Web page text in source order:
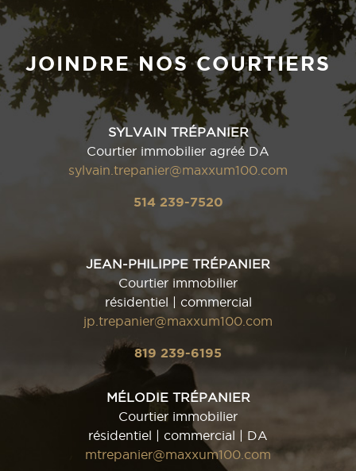
JOINDRE NOS COURTIERS
SYLVAIN TRÉPANIER
Courtier immobilier agréé DA
sylvain.trepanier@maxxum100.com
514 239-7520
JEAN-PHILIPPE TRÉPANIER
Courtier immobilier
résidentiel | commercial
jp.trepanier@maxxum100.com
819 239-6195
MÉLODIE TRÉPANIER
Courtier immobilier
résidentiel | commercial | DA
mtrepanier@maxxum100.com